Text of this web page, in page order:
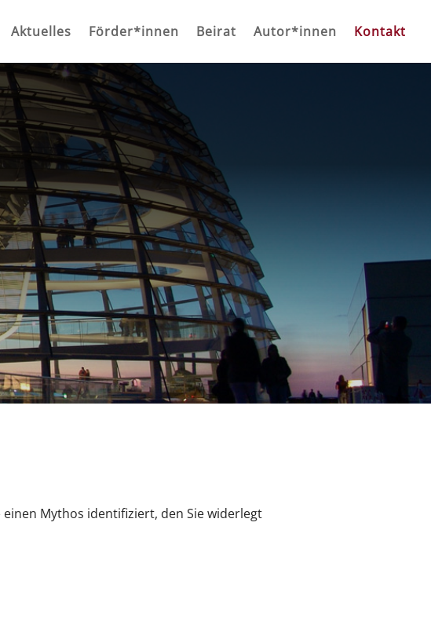
Aktuelles Förder*innen Beirat Autor*innen Kontakt
Mythos identifiziert, den Sie widerlegt